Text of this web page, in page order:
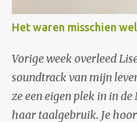
Het waren misschien
Vorige week overleed
soundtrack van mijn
ze een eigen plek in in
haar taalgebruik. Je